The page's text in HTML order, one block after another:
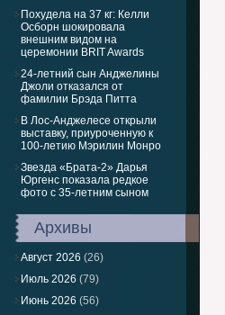
Похудела на 37 кг: Келли
Осборн шокировала
внешним видом на
церемонии BRIT Awards
24-летний сын Анджелины
Джоли отказался от
фамилии Брэда Питта
В Лос-Анджелесе открыли
выставку, приуроченную к
100-летию Мэрилин Монро
Звезда «Брата-2» Дарья
Юргенс показала редкое
фото с 35-летним сыном
Архивы
Август 2026 (26)
Июль 2026 (79)
Июнь 2026 (56)